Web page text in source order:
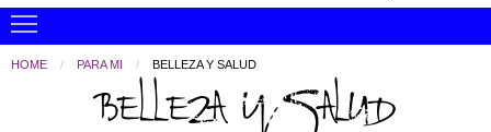
HOME PARA MI CURRENT:
BELLEZA Y SALUD